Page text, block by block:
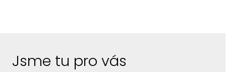
Jsme tu pro vás